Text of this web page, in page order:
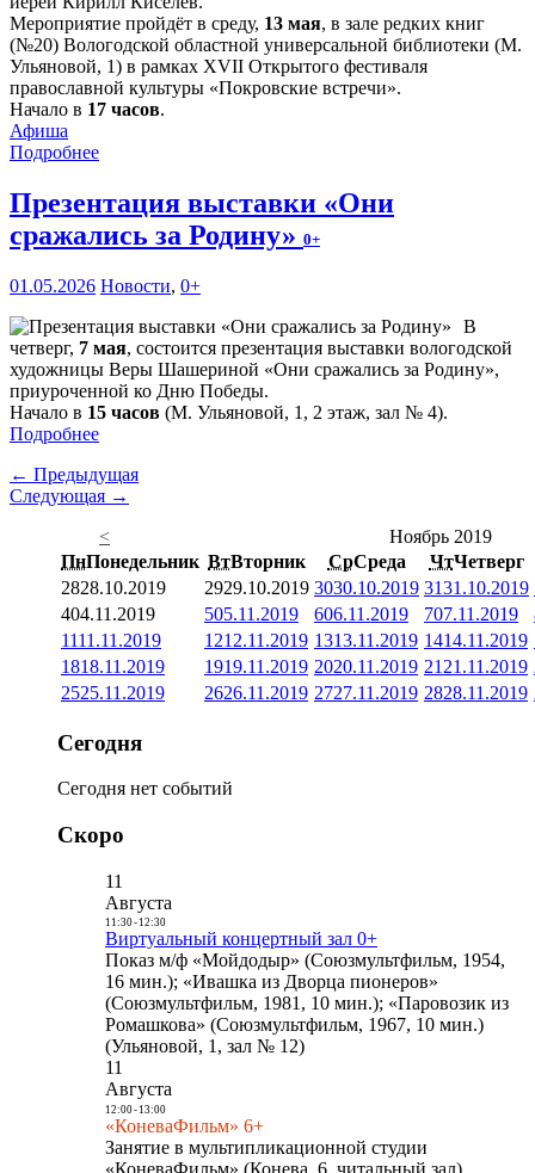
Мероприятие пройдёт в среду, 13 мая, в зале редких книг
(№20) Вологодской областной универсальной библиотеки (М.
Ульяновой, 1) в рамках XVII Открытого фестиваля
православной культуры «Покровские встречи».
Начало в 17 часов.
Афиша
Подробнее
Презентация выставки «Они
сражались за Родину» 0+
01.05.2026 Новости, 0+
В
четверг, 7 мая, состоится презентация выставки вологодской
художницы Веры Шашериной «Они сражались за Родину»,
приуроченной ко Дню Победы.
Начало в 15 часов (М. Ульяновой, 1, 2 этаж, зал № 4).
Подробнее
← Предыдущая
Следующая →
<
Ноябрь 2019
ПнПонедельник ВтВторник СрСреда ЧтЧетверг
2828.10.2019 2929.10.2019 3030.10.2019 3131.10.2019
404.11.2019 505.11.2019 606.11.2019 707.11.2019
1111.11.2019 1212.11.2019 1313.11.2019 1414.11.2019
1818.11.2019 1919.11.2019 2020.11.2019 21 21.11.2019
2525.11.2019 2626.11.2019 2727.11.2019 2828.11.2019
Сегодня
Сегодня нет событий
Скоро
11
Августа
11:30- 12:30
Виртуальный концертный зал 0+
Показ м/ф «Мойдодыр» (Союзмультфильм, 1954,
16 мин.); «Ивашка из Дворца пионеров»
(Союзмультфильм, 1981, 10 мин.); «Паровозик из
Ромашкова» (Союзмультфильм, 1967, 10 мин.)
(Ульяновой, 1, зал № 12)
11
Августа
12:00- 13:00
«КоневаФильм» 6+
Занятие в мультипликационной студии
«КоневаФильм» (Конева, 6, читальный зал)